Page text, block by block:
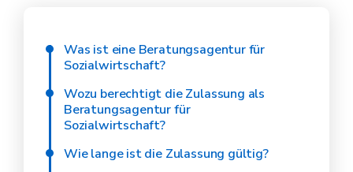
Was ist eine Beratungsagentur für
Sozialwirtschaft?
Wozu berechtigt die Zulassung als
Beratungsagentur für
Sozialwirtschaft?
Wie lange ist die Zulassung gültig?